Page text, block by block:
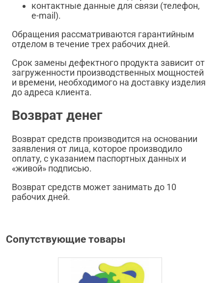
контактные данные для связи (телефон,
e-mail).
Обращения рассматриваются гарантийным
отделом в течение трех рабочих дней.
Срок замены дефектного продукта зависит от
загруженности производственных мощностей
и времени, необходимого на доставку изделия
до адреса клиента.
Возврат денег
Возврат средств производится на основании
заявления от лица, которое производило
оплату, с указанием паспортных данных и
«живой» подписью.
Возврат средств может занимать до 10
рабочих дней.
Сопутствующие товары